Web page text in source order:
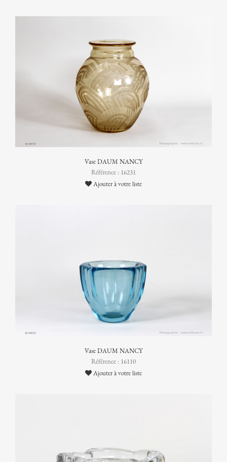
Vase DAUM NANCY
Référence : 16231
Ajouter à votre liste
Vase DAUM NANCY
Référence : 16110
Ajouter à votre liste